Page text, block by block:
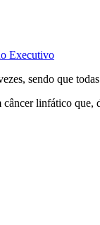
Executivo
sendo que
linfático